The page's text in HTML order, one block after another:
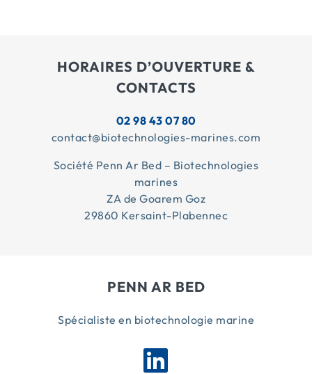
HORAIRES D’OUVERTURE &
CONTACTS
02 98 43 07 80
contact@biotechnologies-marines.com
Société Penn Ar Bed – Biotechnologies
marines
ZA de Goarem Goz
29860 Kersaint-Plabennec
PENN AR BED
Spécialiste en biotechnologie marine